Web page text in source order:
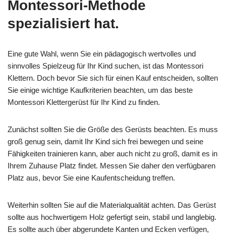
Montessori-Methode
spezialisiert hat.
Eine gute Wahl, wenn Sie ein pädagogisch wertvolles und
sinnvolles Spielzeug für Ihr Kind suchen, ist das Montessori
Klettern. Doch bevor Sie sich für einen Kauf entscheiden, sollten
Sie einige wichtige Kaufkriterien beachten, um das beste
Montessori Klettergerüst für Ihr Kind zu finden.
Zunächst sollten Sie die Größe des Gerüsts beachten. Es muss
groß genug sein, damit Ihr Kind sich frei bewegen und seine
Fähigkeiten trainieren kann, aber auch nicht zu groß, damit es in
Ihrem Zuhause Platz findet. Messen Sie daher den verfügbaren
Platz aus, bevor Sie eine Kaufentscheidung treffen.
Weiterhin sollten Sie auf die Materialqualität achten. Das Gerüst
sollte aus hochwertigem Holz gefertigt sein, stabil und langlebig.
Es sollte auch über abgerundete Kanten und Ecken verfügen,